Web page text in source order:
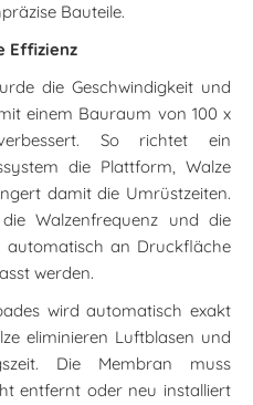
Bauteile.
Effizienz
die Geschwindigkeit und
einem Bauraum von 100 x
So richtet ein
die Plattform, Walze
damit die Umrüstzeiten.
Walzenfrequenz und die
automatisch an Druckfläche
werden.
wird automatisch exakt
eliminieren Luftblasen und
Die Membran muss
entfernt oder neu installiert